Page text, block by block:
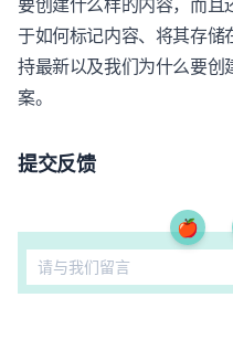
于如何标记内容、将其存
持最新以及我们为什么要
案。
提交反馈
🍎